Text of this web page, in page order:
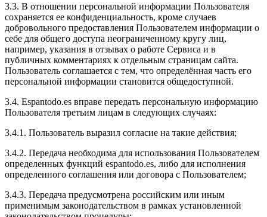
3.3. В отношении персональной информации Пользователя
сохраняется ее конфиденциальность, кроме случаев
добровольного предоставления Пользователем информации о
себе для общего доступа неограниченному кругу лиц,
например, указания в отзывах о работе Сервиса и в
публичных комментариях к отдельным страницам сайта.
Пользователь соглашается с тем, что определённая часть его
персональной информации становится общедоступной.
3.4. Espantodo.es вправе передать персональную информацию
Пользователя третьим лицам в следующих случаях:
3.4.1. Пользователь выразил согласие на такие действия;
3.4.2. Передача необходима для использования Пользователем
определенных функций espantodo.es, либо для исполнения
определенного соглашения или договора с Пользователем;
3.4.3. Передача предусмотрена российским или иным
применимым законодательством в рамках установленной